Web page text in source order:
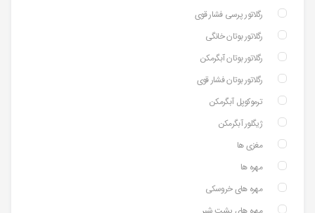
رگلاتور پرسی فشار قوی
رگلاتور بوتان خانگی
رگلاتور بوتان آبگرمکن
رگلاتور بوتان فشار قوی
ترموکوپل آبگرمکن
ژیگلور آبگرمکن
مغزی ها
مهره ها
مهره های خروسکی